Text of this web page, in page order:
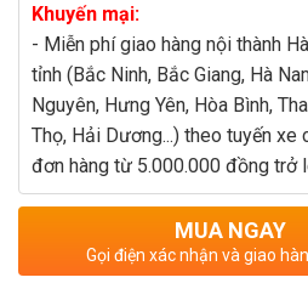
Khuyến mại:
- Miễn phí giao hàng nội thành
tỉnh (Bắc Ninh, Bắc Giang, Hà
Nguyên, Hưng Yên, Hòa Bình,
Thọ, Hải Dương...) theo tuyến xe
đơn hàng từ 5.000.000 đồng trở
MUA NGAY
Gọi điện xác nhận và giao